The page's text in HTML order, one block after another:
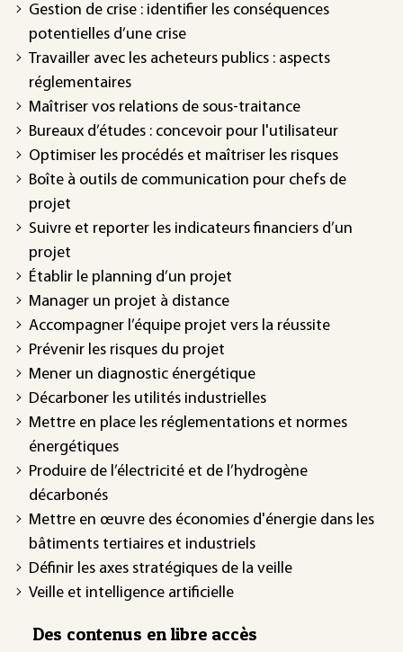
Gestion de crise : identifier les conséquences
potentielles d’une crise
Travailler avec les acheteurs publics : aspects
réglementaires
Maîtriser vos relations de sous-traitance
Bureaux d’études : concevoir pour l'utilisateur
Optimiser les procédés et maîtriser les risques
Boîte à outils de communication pour chefs de
projet
Suivre et reporter les indicateurs financiers d’un
projet
Établir le planning d’un projet
Manager un projet à distance
Accompagner l’équipe projet vers la réussite
Prévenir les risques du projet
Mener un diagnostic énergétique
Décarboner les utilités industrielles
Mettre en place les réglementations et normes
énergétiques
Produire de l’électricité et de l’hydrogène
décarbonés
Mettre en œuvre des économies d'énergie dans les
bâtiments tertiaires et industriels
Définir les axes stratégiques de la veille
Veille et intelligence artificielle
Des contenus en libre accès